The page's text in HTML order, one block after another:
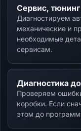
Сервис,
Диагностируем
механические и
необходимые
сервисам.
Диагностика
Проверяем
коробки. Если
этом до